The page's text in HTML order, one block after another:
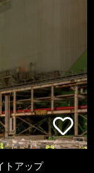
トアップ